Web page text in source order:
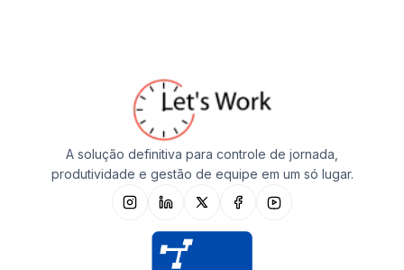
A solução definitiva para controle de jornada,
produtividade e gestão de equipe em um só lugar.